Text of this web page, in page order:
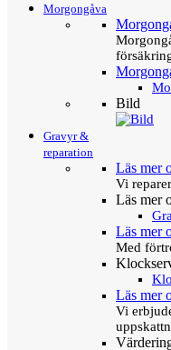
Morgongåva
Bild
Gravyr &
reparation
Läs mer
Vi
Läs mer
Läs mer
Med
Läs mer
Vi